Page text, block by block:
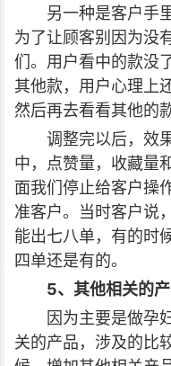
另一种是客户手
为了让顾客别因为没
们。用户看中的款没
其他款，用户心理上
然后再去看看其他的
调整完以后，效
中，点赞量，收藏量
面我们停止给客户操
准客户。当时客户说
能出七八单，有的时
四单还是有的。
5、其他相关的
因为主要是做孕
关的产品，涉及的比